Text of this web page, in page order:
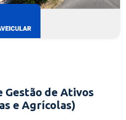
Gestão de Ativos
e Agrícolas)